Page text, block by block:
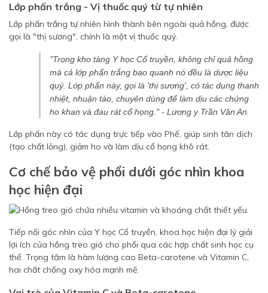
Lớp phấn trắng - Vị thuốc quý từ tự nhiên
Lớp phấn trắng tự nhiên hình thành bên ngoài quả hồng, được
gọi là "thị sương", chính là một vị thuốc quý.
"Trong kho tàng Y học Cổ truyền, không chỉ quả hồng
mà cả lớp phấn trắng bao quanh nó đều là dược liệu
quý. Lớp phấn này, gọi là 'thị sương', có tác dụng thanh
nhiệt, nhuận táo, chuyên dùng để làm dịu các chứng
ho khan và đau rát cổ họng." - Lương y Trần Văn An.
Lớp phấn này có tác dụng trực tiếp vào Phế, giúp sinh tân dịch
(tạo chất lỏng), giảm ho và làm dịu cổ họng khô rát.
Cơ chế bảo vệ phổi dưới góc nhìn khoa
học hiện đại
Tiếp nối góc nhìn của Y học Cổ truyền, khoa học hiện đại lý giải
lợi ích của hồng treo gió cho phổi qua các hợp chất sinh học cụ
thể. Trọng tâm là hàm lượng cao Beta-carotene và Vitamin C,
hai chất chống oxy hóa mạnh mẽ.